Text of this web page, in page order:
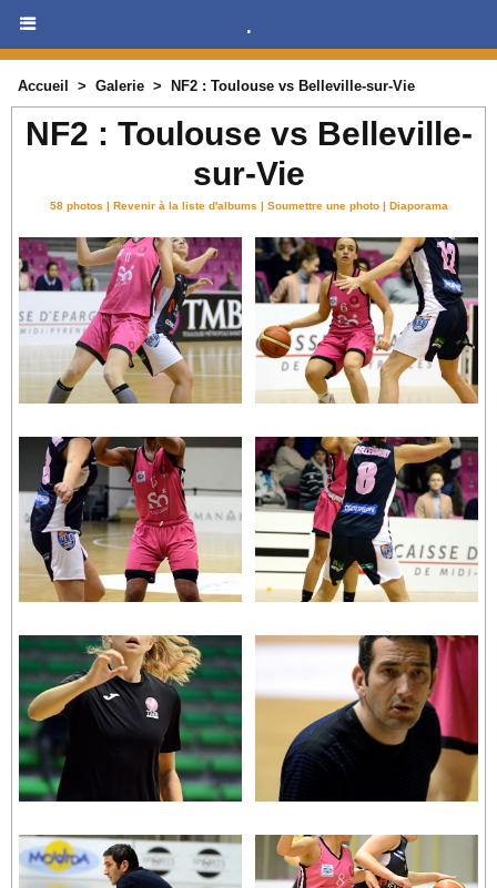
.
Accueil > Galerie > NF2 : Toulouse vs Belleville-sur-Vie
NF2 : Toulouse vs Belleville-
sur-Vie
58 photos | Revenir à la liste d'albums | Soumettre une photo | Diaporama